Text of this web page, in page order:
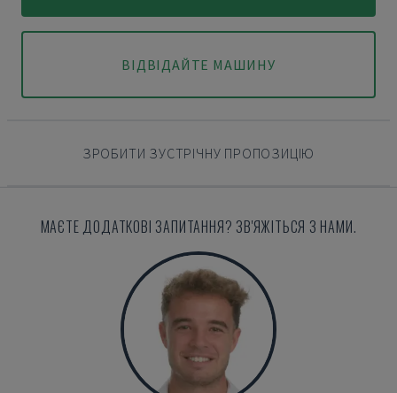
ВІДВІДАЙТЕ МАШИНУ
ЗРОБИТИ ЗУСТРІЧНУ ПРОПОЗИЦІЮ
МАЄТЕ ДОДАТКОВІ ЗАПИТАННЯ? ЗВ'ЯЖІТЬСЯ З НАМИ.